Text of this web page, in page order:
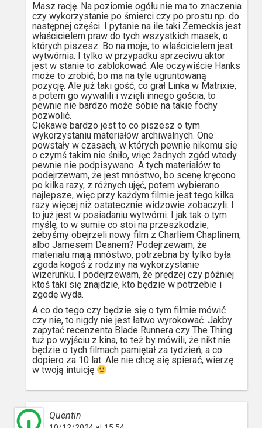
Masz rację. Na poziomie ogółu nie ma to znaczenia
czy wykorzystanie po śmierci czy po prostu np. do
następnej części. I pytanie na ile taki Zemeckis jest
właścicielem praw do tych wszystkich masek, o
których piszesz. Bo na moje, to właścicielem jest
wytwórnia. I tylko w przypadku sprzeciwu aktor
jest w stanie to zablokować. Ale oczywiście Hanks
może to zrobić, bo ma na tyle ugruntowaną
pozycję. Ale już taki gość, co grał Linka w Matrixie,
a potem go wywalili i wzięli innego gościa, to
pewnie nie bardzo może sobie na takie fochy
pozwolić.
Ciekawe bardzo jest to co piszesz o tym
wykorzystaniu materiałów archiwalnych. One
powstały w czasach, w których pewnie nikomu się
o czymś takim nie śniło, więc żadnych zgód wtedy
pewnie nie podpisywano. A tych materiałów to
podejrzewam, że jest mnóstwo, bo scenę kręcono
po kilka razy, z różnych ujęć, potem wybierano
najlepsze, więc przy każdym filmie jest tego kilka
razy więcej niż ostatecznie widzowie zobaczyli. I
to już jest w posiadaniu wytwórni. I jak tak o tym
myślę, to w sumie co stoi na przeszkodzie,
żebyśmy obejrzeli nowy film z Charliem Chaplinem,
albo Jamesem Deanem? Podejrzewam, że
materiału mają mnóstwo, potrzebna by tylko była
zgoda kogoś z rodziny na wykorzystanie
wizerunku. I podejrzewam, że prędzej czy później
ktoś taki się znajdzie, kto będzie w potrzebie i
zgodę wyda.
A co do tego czy będzie się o tym filmie mówić
czy nie, to nigdy nie jest łatwo wyrokować. Jakby
zapytać recenzenta Blade Runnera czy The Thing
tuż po wyjściu z kina, to też by mówili, że nikt nie
będzie o tych filmach pamiętał za tydzień, a co
dopiero za 10 lat. Ale nie chcę się spierać, wierzę
w twoją intuicję
Quentin